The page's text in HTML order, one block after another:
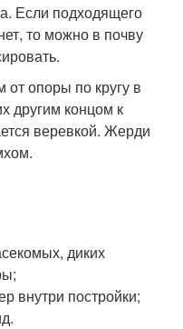
Если подходящего
то можно в почву
опоры по кругу в
другим концом к
веревкой. Жерди
диких
внутри постройки;